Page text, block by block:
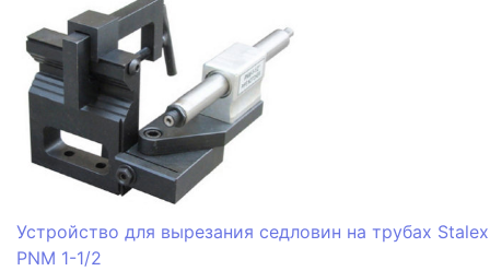
Устройство для вырезания седловин на трубах Stalex
PNM 1-1/2